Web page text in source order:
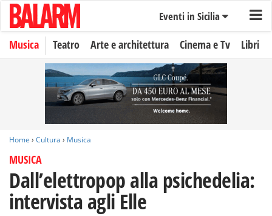
Eventi in Sicilia
Musica Teatro Arte e architettura Cinema e Tv Libri
Home › Cultura › Musica
MUSICA
Dall’elettropop alla psichedelia:
intervista agli Elle